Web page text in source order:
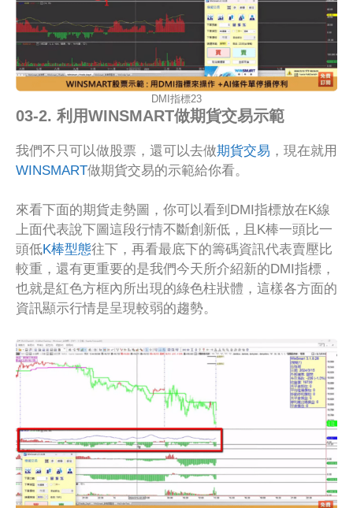
DMI指標23
03-2. 利用WINSMART做期貨交易示範
我們不只可以做股票，還可以去做期貨交易 ，現在就用
WINSMART做期貨交易的示範給你看。
來看下面的期貨走勢圖，你可以看到DMI指標放在K線
上面代表說下圖這段行情不斷創新低，且K棒一頭比一
頭低K棒型態往下，再看最底下的籌碼資訊代表賣壓比
較重，還有更重要的是我們今天所介紹新的DMI指標，
也就是紅色方框內所出現的綠色柱狀體，這樣各方面的
資訊顯示行情是呈現較弱的趨勢。